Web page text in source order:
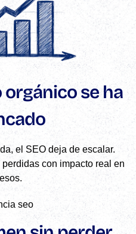
se ha
el SEO deja de escalar.
con impacto real en